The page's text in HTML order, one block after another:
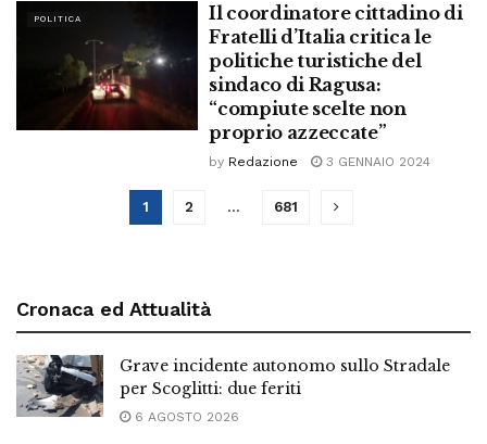
POLITICA
Il coordinatore cittadino di
Fratelli d’Italia critica le
politiche turistiche del
sindaco di Ragusa:
“compiute scelte non
proprio azzeccate”
by Redazione 3 GENNAIO 2024
1 2 … 681
Cronaca ed Attualità
Grave incidente autonomo sullo Stradale
per Scoglitti: due feriti
6 AGOSTO 2026